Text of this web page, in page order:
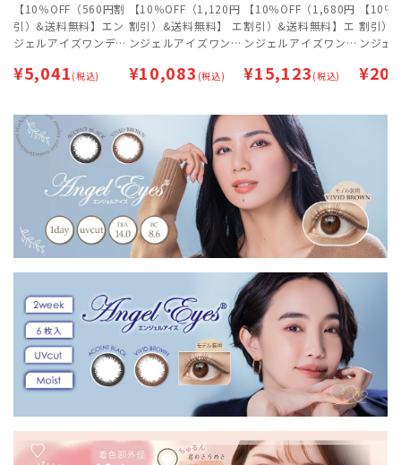
【10％OFF（560円割
引）&送料無料】エン
ジェルアイズワンデー
箱セット [約1ヶ月分]
届く) | カラコン | サー
クルレンズ【ネコポス
専用】
¥5,041 (税込)
【10％OFF（1,120円
割引）&送料無料】 エ
ンジェルアイズワンデ
4箱セット [約2ヶ月
す届く)
¥10,083 (税込)
【10％OFF（1,680円
割引）&送料無料】エ
ンジェルアイズワンデ
6箱セット [約3ヶ月
す届く)
¥15,123 (税込)
【10
割引）
ンジェ
8箱セ
す届く)
¥